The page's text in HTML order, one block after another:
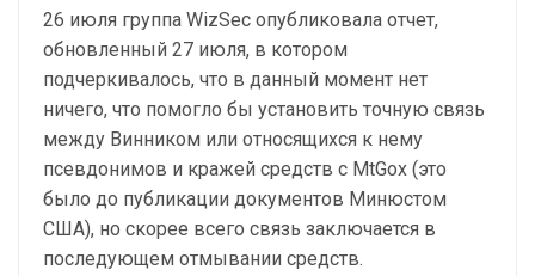
26 июля группа WizSec опубликовала отчет,
обновленный 27 июля, в котором
подчеркивалось, что в данный момент нет
ничего, что помогло бы установить точную связь
между Винником или относящихся к нему
псевдонимов и кражей средств с MtGox (это
было до публикации документов Минюстом
США), но скорее всего связь заключается в
последующем отмывании средств.